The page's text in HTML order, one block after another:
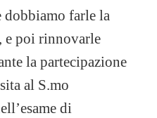
dobbiamo farle la
e poi rinnovarle
la partecipazione
al S.mo
di